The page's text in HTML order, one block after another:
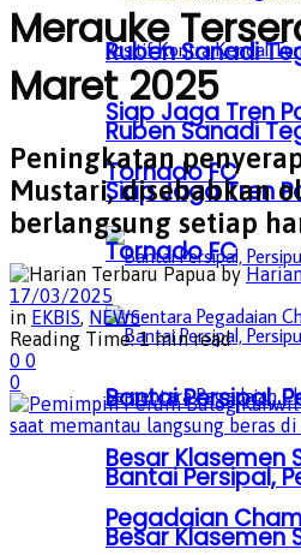
Ruben Sanadi
Siap Jaga Tren
Tornado FC
Bantai Persipal,
Besar Klasemen
Pegadaian
Ruben Sanadi
Siap Jaga Tren
Tornado FC
Bantai Persipal,
Besar Klasemen
Merauke
Maret 2025
Peningkatan
Mustari, disebabkan
berlangsung setiap
by
17/03/2025
in EKBIS, NEWS
Reading Time: 1 min read
0 0
0